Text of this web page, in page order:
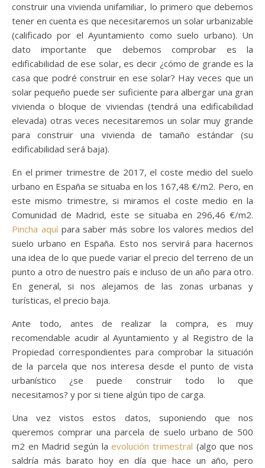
construir una vivienda unifamiliar, lo primero que debemos
tener en cuenta es que necesitaremos un solar urbanizable
(calificado por el Ayuntamiento como suelo urbano). Un
dato importante que debemos comprobar es la
edificabilidad de ese solar, es decir ¿cómo de grande es la
casa que podré construir en ese solar? Hay veces que un
solar pequeño puede ser suficiente para albergar una gran
vivienda o bloque de viviendas (tendrá una edificabilidad
elevada) otras veces necesitaremos un solar muy grande
para construir una vivienda de tamaño estándar (su
edificabilidad será baja).
En el primer trimestre de 2017, el coste medio del suelo
urbano en España se situaba en los 167,48 €/m2. Pero, en
este mismo trimestre, si miramos el coste medio en la
Comunidad de Madrid, este se situaba en 296,46 €/m2.
Pincha aquípara saber más sobre los valores medios del
suelo urbano en España. Esto nos servirá para hacernos
una idea de lo que puede variar el precio del terreno de un
punto a otro de nuestro país e incluso de un año para otro.
En general, si nos alejamos de las zonas urbanas y
turísticas, el precio baja.
Ante todo, antes de realizar la compra, es muy
recomendable acudir al Ayuntamiento y al Registro de la
Propiedad correspondientes para comprobar la situación
de la parcela que nos interesa desde el punto de vista
urbanístico ¿se puede construir todo lo que
necesitamos? y por si tiene algún tipo de carga.
Una vez vistos estos datos, suponiendo que nos
queremos comprar una parcela de suelo urbano de 500
m2 en Madrid según laevolución trimestral (algo que nos
saldría más barato hoy en día que hace un año, pero